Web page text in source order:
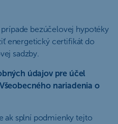
bezúčelovej hypotéky
energetický certifikát do
sadzby.
údajov pre účel
nariadenia o
ak splní podmienky tejto